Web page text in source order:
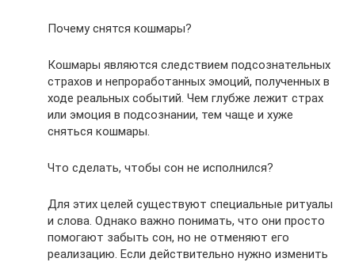
Почему снятся кошмары?
Кошмары являются следствием подсознательных
страхов и непроработанных эмоций, полученных в
ходе реальных событий. Чем глубже лежит страх
или эмоция в подсознании, тем чаще и хуже
сняться кошмары.
Что сделать, чтобы сон не исполнился?
Для этих целей существуют специальные ритуалы
и слова. Однако важно понимать, что они просто
помогают забыть сон, но не отменяют его
реализацию. Если действительно нужно изменить